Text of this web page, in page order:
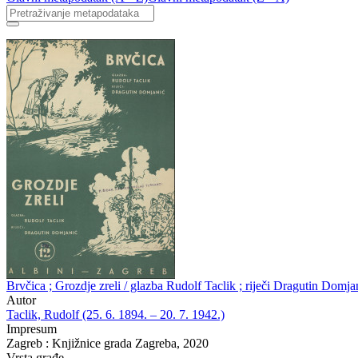
Brvčica ; Grozdje zreli / glazba Rudolf Taclik ; riječi Dragutin
Autor
Taclik, Rudolf (25. 6. 1894. – 20. 7. 1942.)
Impresum
Zagreb : Knjižnice grada Zagreba, 2020